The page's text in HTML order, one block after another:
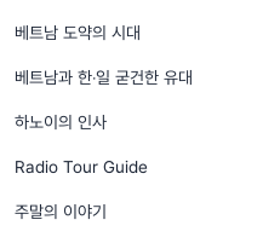
베트남 도약의 시대
베트남과 한‧일 굳건한 유대
하노이의 인사
Radio Tour Guide
주말의 이야기